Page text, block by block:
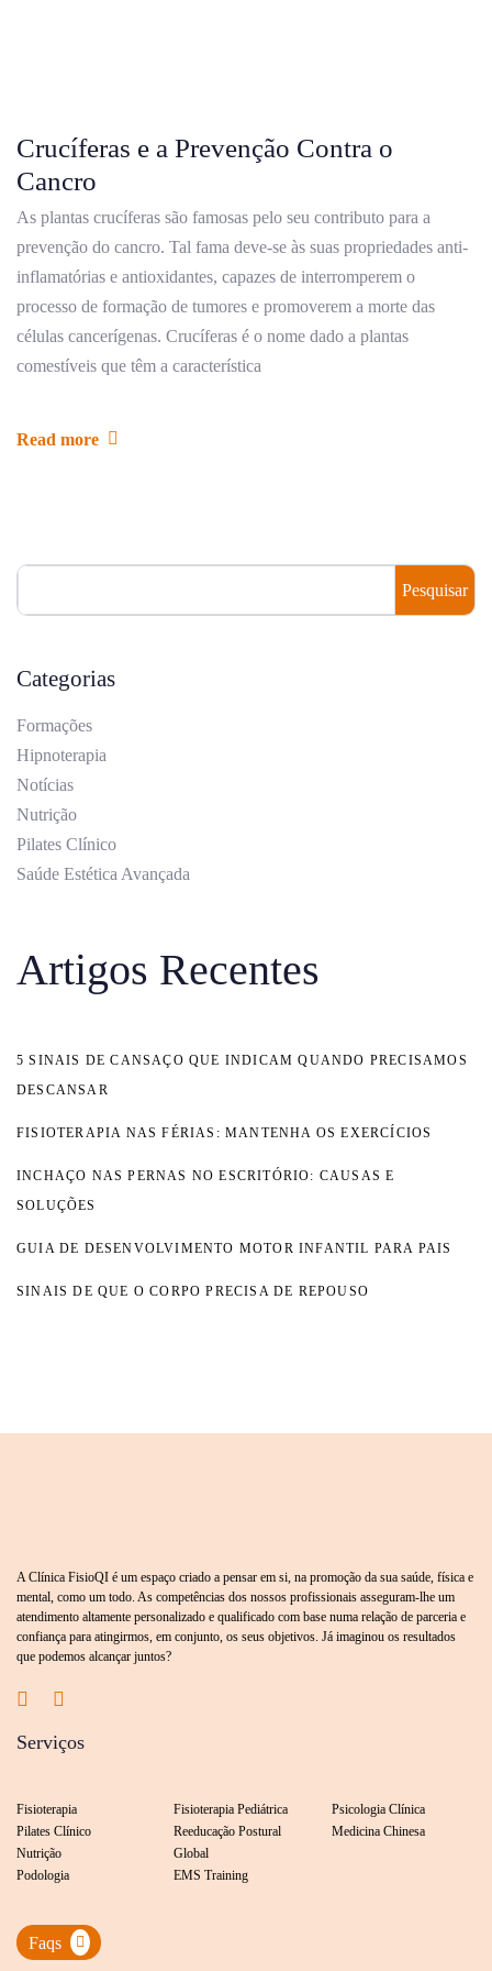
Crucíferas e a Prevenção Contra o
Cancro
As plantas crucíferas são famosas pelo seu contributo para a
prevenção do cancro. Tal fama deve-se às suas propriedades anti-
inflamatórias e antioxidantes, capazes de interromperem o
processo de formação de tumores e promoverem a morte das
células cancerígenas. Crucíferas é o nome dado a plantas
comestíveis que têm a característica
Read more
Pesquisar
Categorias
Formações
Hipnoterapia
Notícias
Nutrição
Pilates Clínico
Saúde Estética Avançada
Artigos Recentes
5 SINAIS DE CANSAÇO QUE INDICAM QUANDO PRECISAMOS
DESCANSAR
FISIOTERAPIA NAS FÉRIAS: MANTENHA OS EXERCÍCIOS
INCHAÇO NAS PERNAS NO ESCRITÓRIO: CAUSAS E
SOLUÇÕES
GUIA DE DESENVOLVIMENTO MOTOR INFANTIL PARA PAIS
SINAIS DE QUE O CORPO PRECISA DE REPOUSO
A Clínica FisioQI é um espaço criado a pensar em si, na promoção da sua saúde, física e
mental, como um todo. As competências dos nossos profissionais asseguram-lhe um
atendimento altamente personalizado e qualificado com base numa relação de parceria e
confiança para atingirmos, em conjunto, os seus objetivos. Já imaginou os resultados
que podemos alcançar juntos?
Serviços
Fisioterapia
Pilates Clínico
Nutrição
Podologia
Fisioterapia Pediátrica
Reeducação Postural
Global
EMS Training
Psicologia Clínica
Medicina Chinesa
Faqs